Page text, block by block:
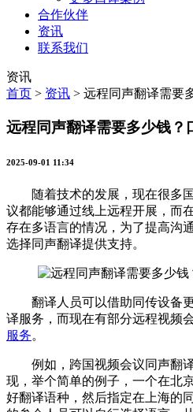
合作伙伴
资讯
联系我们
资讯
首页 > 资讯 > 远程同声翻译需要
远程同声翻译需要多少钱？
2025-09-01 11:34
随着技术的发展，现在很多国
议都能够通过线上远程开展，而
存在多语言的情况，为了提高沟
选择同声翻译提供支持。
翻译人员可以借助同传设备更
译服务，而现在有部分远程视频
服务。
例如，跨国视频会议同声翻译
现，举个简单的例子，一个在北
好翻译语种，然后指定在上海的